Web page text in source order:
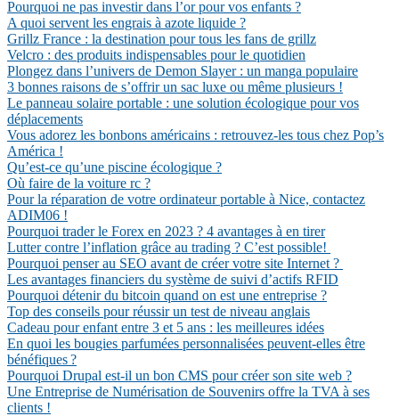
Pourquoi ne pas investir dans l’or pour vos enfants ?
A quoi servent les engrais à azote liquide ?
Grillz France : la destination pour tous les fans de grillz
Velcro : des produits indispensables pour le quotidien
Plongez dans l’univers de Demon Slayer : un manga populaire
3 bonnes raisons de s’offrir un sac luxe ou même plusieurs !
Le panneau solaire portable : une solution écologique pour vos
déplacements
Vous adorez les bonbons américains : retrouvez-les tous chez Pop’s
América !
Qu’est-ce qu’une piscine écologique ?
Où faire de la voiture rc ?
Pour la réparation de votre ordinateur portable à Nice, contactez
ADIM06 !
Pourquoi trader le Forex en 2023 ? 4 avantages à en tirer
Lutter contre l’inflation grâce au trading ? C’est possible!
Pourquoi penser au SEO avant de créer votre site Internet ?
Les avantages financiers du système de suivi d’actifs RFID
Pourquoi détenir du bitcoin quand on est une entreprise ?
Top des conseils pour réussir un test de niveau anglais
Cadeau pour enfant entre 3 et 5 ans : les meilleures idées
En quoi les bougies parfumées personnalisées peuvent-elles être
bénéfiques ?
Pourquoi Drupal est-il un bon CMS pour créer son site web ?
Une Entreprise de Numérisation de Souvenirs offre la TVA à ses
clients !